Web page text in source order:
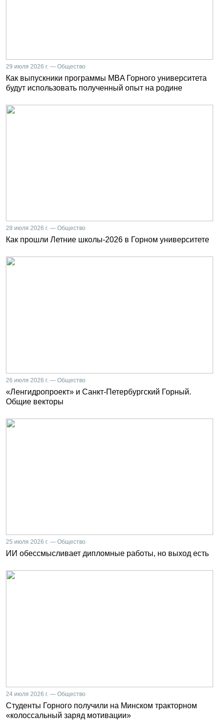
29 июля 2026 г. — Общество
Как выпускники программы MBA Горного университета
будут использовать полученный опыт на родине
28 июля 2026 г. — Общество
Как прошли Летние школы-2026 в Горном университете
26 июля 2026 г. — Общество
«Ленгидропроект» и Санкт-Петербургский Горный.
Общие векторы
25 июля 2026 г. — Общество
ИИ обессмысливает дипломные работы, но выход есть
24 июля 2026 г. — Общество
Студенты Горного получили на Минском тракторном
«колоссальный заряд мотивации»